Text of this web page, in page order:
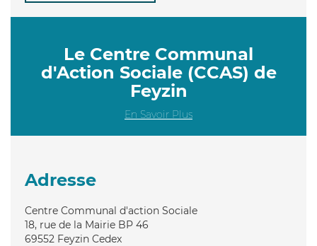
Le Centre Communal
d'Action Sociale (CCAS) de
Feyzin
En Savoir Plus
Adresse
Centre Communal d'action Sociale
18, rue de la Mairie BP 46
69552 Feyzin Cedex